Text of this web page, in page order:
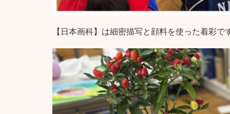
【日本画科】は細密描写と顔料を使った着彩で